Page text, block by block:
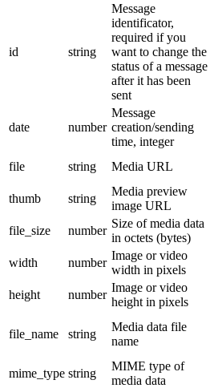
id string
Message
identificator,
required if you
want to change the
status of a message
after it has been
sent
date number
Message
creation/sending
time, integer
file string Media URL
thumb
string
Media preview
image URL
file_size
number
Size of media data
in octets (bytes)
width
number
Image or video
width in pixels
height
number
Image or video
height in pixels
file_name string
Media data file
name
mime_type string
MIME type of
media data